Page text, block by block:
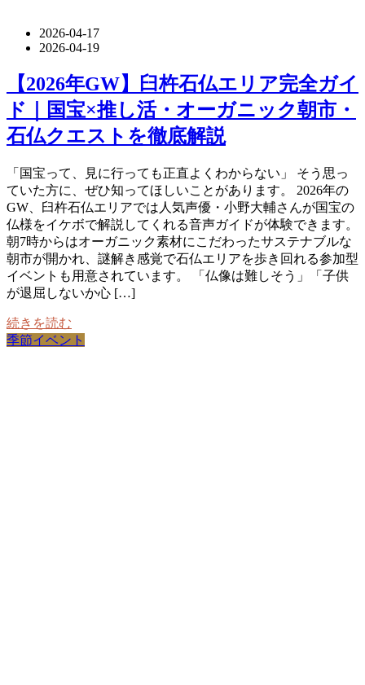
2026-04-17
2026-04-19
【2026年GW】臼杵石仏エリア完全ガイ
ド｜国宝×推し活・オーガニック朝市・
石仏クエストを徹底解説
「国宝って、見に行っても正直よくわからない」 そう思っ
ていた方に、ぜひ知ってほしいことがあります。 2026年の
GW、臼杵石仏エリアでは人気声優・小野大輔さんが国宝の
仏様をイケボで解説してくれる音声ガイドが体験できます。
朝7時からはオーガニック素材にこだわったサステナブルな
朝市が開かれ、謎解き感覚で石仏エリアを歩き回れる参加型
イベントも用意されています。 「仏像は難しそう」「子供
が退屈しないか心 […]
続きを読む
季節イベント